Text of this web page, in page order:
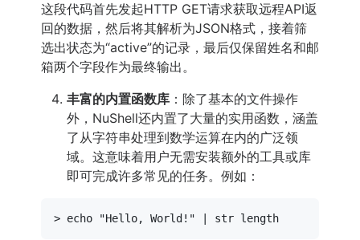
这段代码首先发起HTTP GET请求获取远程API返
回的数据，然后将其解析为JSON格式，接着筛
选出状态为“active”的记录，最后仅保留姓名和邮
箱两个字段作为最终输出。
丰富的内置函数库 ：除了基本的文件操作
外，NuShell还内置了大量的实用函数，涵盖
了从字符串处理到数学运算在内的广泛领
域。这意味着用户无需安装额外的工具或库
即可完成许多常见的任务。例如：
> echo "Hello, World!"